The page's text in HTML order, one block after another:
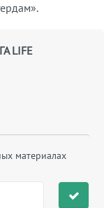
LIFE
материалах